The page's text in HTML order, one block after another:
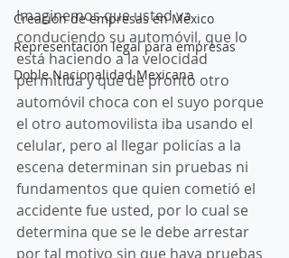
Creación de empresas en México
Representación legal para empresas
Doble Nacionalidad Mexicana
Imaginemos que usted va
conduciendo su automóvil, que lo
está haciendo a la velocidad
permitida y que de pronto otro
automóvil choca con el suyo porque
el otro automovilista iba usando el
celular, pero al llegar policías a la
escena determinan sin pruebas ni
fundamentos que quien cometió el
accidente fue usted, por lo cual se
determina que se le debe arrestar
por tal motivo sin que haya pruebas